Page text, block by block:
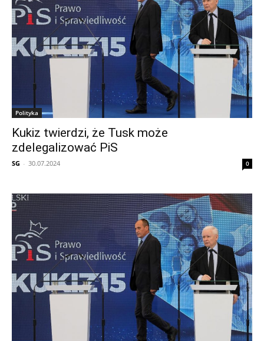
Polityka
Kukiz twierdzi, że Tusk może
zdelegalizować PiS
SG - 30.07.2024 0